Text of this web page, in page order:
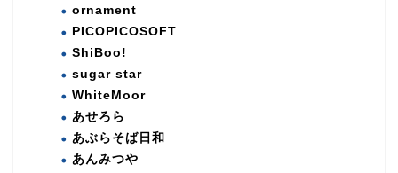
ornament
PICOPICOSOFT
ShiBoo!
sugar star
WhiteMoor
あせろら
あぶらそば日和
あんみつや